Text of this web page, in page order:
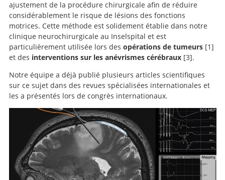
subcortical motor mapping and continuous motor
evoked potential monitoring during resection of
supratentorial brain tumors.
Mapping for Motor Pathway Preservation During Brain
Tumor Surgery: Is it Useful?
ajustement de la procédure chirurgicale afin de réduire
considérablement le risque de lésions des fonctions
motrices. Cette méthode est solidement établie dans notre
clinique neurochirurgicale au Inselspital et est
particulièrement utilisée lors des opérations de tumeurs 1
warning-sign hierarchy between quantitative
subcortical motor mapping and continuous motor
evoked potential monitoring during resection of
supratentorial brain tumors.
et des interventions sur les anévrismes cérébraux 3
Prevention of ischemic complications
during aneurysm surgery.
.
Notre équipe a déjà publié plusieurs articles scientifiques
sur ce sujet dans des revues spécialisées internationales et
les a présentés lors de congrès internationaux.